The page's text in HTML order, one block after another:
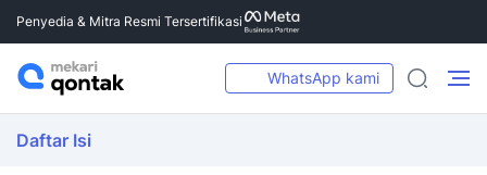
Penyedia & Mitra Resmi Tersertifikasi
WhatsApp kami
Daftar Isi